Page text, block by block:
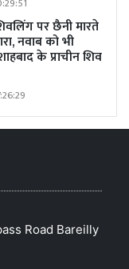
पर छैनी मारते
नवाब को भी
के प्राचीन शिव
Road Bareilly